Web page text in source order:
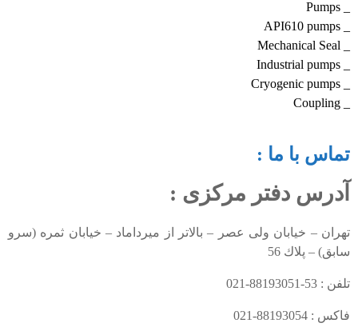
تماس با ما :
آدرس دفتر مرکزی :
تهران – خيابان ولی عصر – بالاتر از میرداماد – خیابان ثمره (سرو
سابق) – پلاك 56
تلفن : 53-88193051-021
فاكس : 88193054-021